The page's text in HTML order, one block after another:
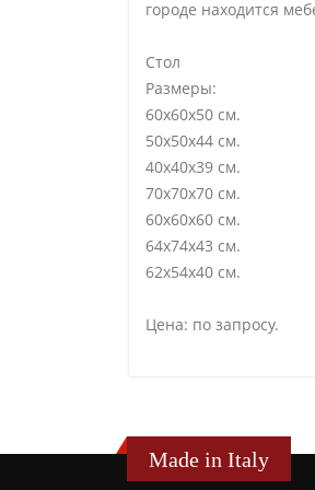
городе находится
Стол
Размеры:
60х60х50 см.
50х50х44 см.
40х40х39 см.
70х70х70 см.
60х60х60 см.
64х74х43 см.
62х54х40 см.
Цена: по запросу.
Made in Italy